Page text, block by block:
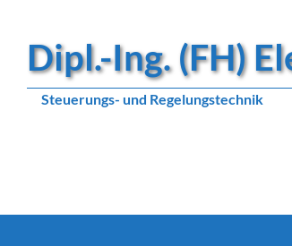
Dipl.-Ing. (FH)
Steuerungs- und Regelungstechnik